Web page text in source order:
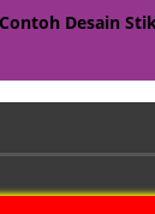
Desain